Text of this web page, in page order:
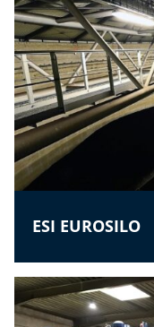
ESI EUROSILO